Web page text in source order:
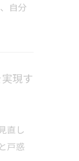
自分
現す
直し
戸惑